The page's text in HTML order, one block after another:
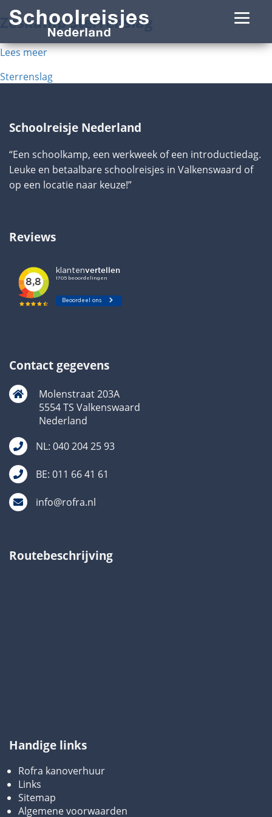
Zeskamp Sterrenslag
Lees meer
Bericht
Sterrenslag
Schoolreisje Nederland
“Een schoolkamp, een werkweek of een introductiedag.
Leuke en betaalbare schoolreisjes in Valkenswaard of
op een locatie naar keuze!”
Reviews
Contact gegevens
Molenstraat 203A
5554 TS Valkenswaard
Nederland
NL: 040 204 25 93
BE: 011 66 41 61
info@rofra.nl
Routebeschrijving
Handige links
Rofra kanoverhuur
Links
Sitemap
Algemene voorwaarden